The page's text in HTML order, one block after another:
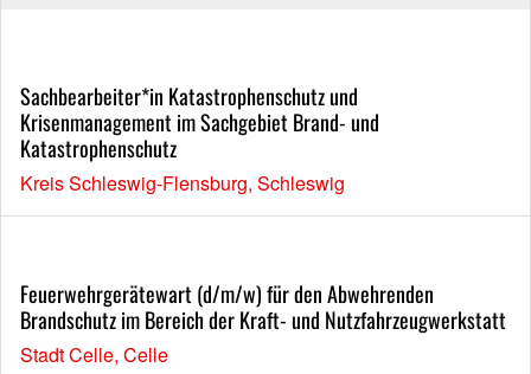
Sachbearbeiter*in Katastrophenschutz und
Krisenmanagement im Sachgebiet Brand- und
Katastrophenschutz
Kreis Schleswig-Flensburg, Schleswig
Feuerwehrgerätewart (d/m/w) für den Abwehrenden
Brandschutz im Bereich der Kraft- und Nutzfahrzeugwerkstatt
Stadt Celle, Celle